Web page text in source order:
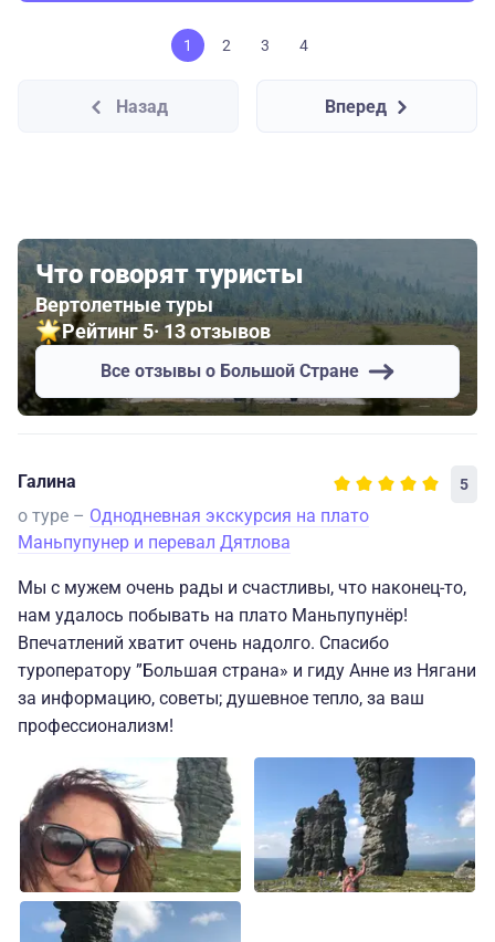
1 2 3 4
Назад Вперед
Что говорят туристы
Вертолетные туры
Рейтинг 5· 13 отзывов
Все отзывы о Большой Стране
Галина 5
о туре – Однодневная экскурсия на плато
Маньпупунер и перевал Дятлова
Мы с мужем очень рады и счастливы, что наконец-то,
нам удалось побывать на плато Маньпупунёр!
Впечатлений хватит очень надолго. Спасибо
туроператору ”Большая страна» и гиду Анне из Нягани
за информацию, советы; душевное тепло, за ваш
профессионализм!